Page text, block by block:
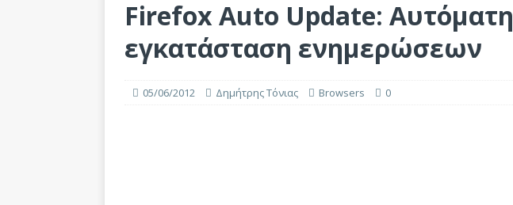
Firefox Auto Update: Αυτόματη
εγκατάσταση ενημερώσεων
05/06/2012 Δημήτρης Τόνιας Browsers 0